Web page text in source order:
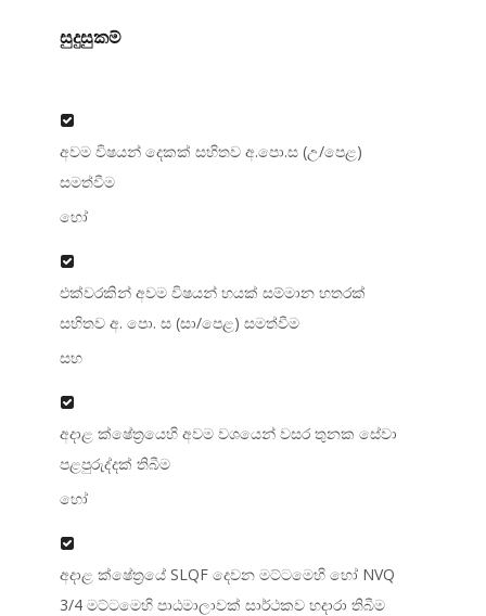
සුදුසුකම්
අවම විෂයන් දෙකක් සහිතව අ.පො.ස (උ/පෙළ)
සමත්වීම
හෝ
එක්වරකින් අවම විෂයන් හයක් සම්මාන හතරක්
සහිතව අ. පො. ස (සා/පෙළ) සමත්වීම
සහ
අදාළ ක්ෂේත්‍රයෙහි අවම වශයෙන් වසර තුනක සේවා
පළපුරුද්දක් තිබීම
හෝ
අදාළ ක්ෂේත්‍රයේ SLQF දෙවන මට්ටමෙහි හෝ NVQ
3/4 මට්ටමෙහි පාඨමාලාවක් සාර්ථකව හදාරා තිබීම